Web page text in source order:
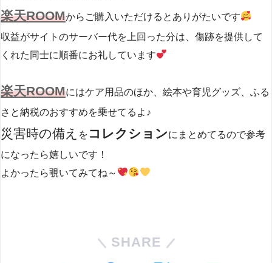
楽天ROOMからご購入いただけるとありがたいです
収益がサイトのサーバー代を上回った分は、傷跡を提供して
くれた同士に順番にお礼しています
楽天ROOMにはケア用品のほか、絵本や育児グッズ、ふる
さと納税のおすすめを乗せてるよ♪
災害時の備え を コレクションにまとめてるので参考
になったら嬉しいです！
よかったら覗いてみてね～
SHARE